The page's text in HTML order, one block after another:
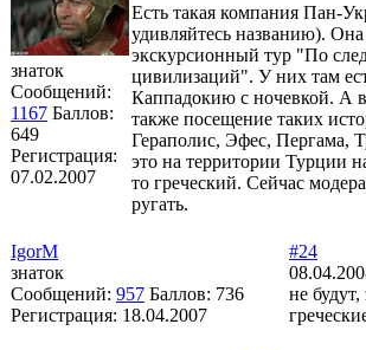
знаток
Сообщений:
1167 Баллов:
649
Регистрация:
07.02.2007
Есть такая компания Пан-
удивляйтесь названию).
экскурсионный тур "По
цивилизаций". У них там
Каппадокию с ночевкой. А
также посещение таких
Гераполис, Эфес, Пергама,
это на территории Турции
то греческий. Сейчас
ругать.
IgorM
знаток
Сообщений: 957 Баллов: 736
Регистрация: 18.04.2007
#24
не